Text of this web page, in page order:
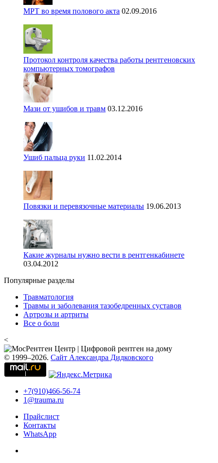
МРТ во время полового акта 02.09.2016
Протокол контроля качества работы рентгеновских
компьютерных томографов
Мази от ушибов и травм 03.12.2016
Ушиб пальца руки 11.02.2014
Повязки и перевязочные материалы 19.06.2013
Какие журналы нужно вести в рентгенкабинете
03.04.2012
Популярные разделы
Травматология
Травмы и заболевания тазобедренных суставов
Артрозы и артриты
Все о боли
<
© 1999–2026. Сайт Александра Дидковского
+7(910)466-56-74
1@trauma.ru
Прайслист
Контакты
WhatsApp